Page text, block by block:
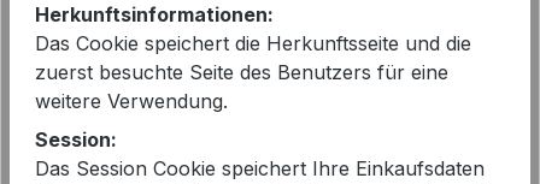
Produkt Anzahl: Gib den
In den Warenkorb
Herkunftsinformationen:
Das Cookie speichert die Herkunftsseite und die
zuerst besuchte Seite des Benutzers für eine
weitere Verwendung.
Session:
Das Session Cookie speichert Ihre Einkaufsdaten